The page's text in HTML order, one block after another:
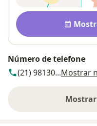
Disponibilidade
Número de telefone
(21) 98130...Mostrar